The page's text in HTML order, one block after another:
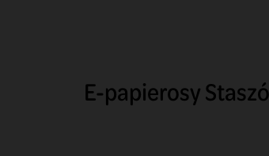
E-papierosy